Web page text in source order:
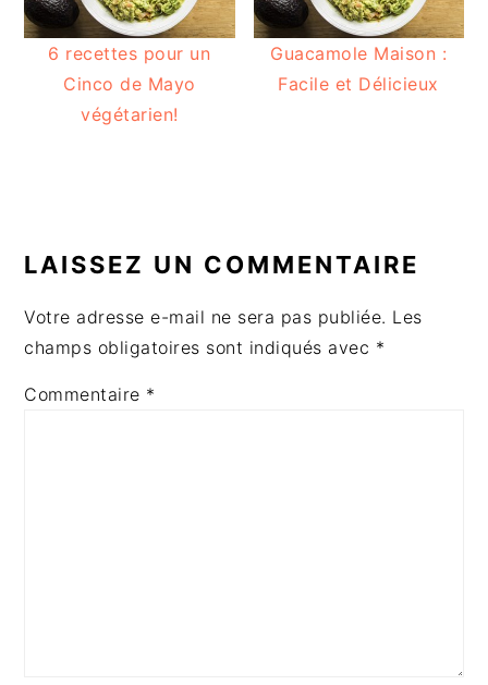
6 recettes pour un
Cinco de Mayo
végétarien!
Guacamole Maison :
Facile et Délicieux
DU
LECTEUR
LAISSEZ UN COMMENTAIRE
Votre adresse e-mail ne sera pas publiée. Les
champs obligatoires sont indiqués avec *
Commentaire *